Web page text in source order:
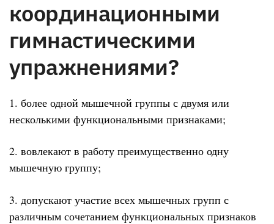
координационными
гимнастическими
упражнениями?
1. более одной мышечной группы с двумя или
несколькими функциональными признаками;
2. вовлекают в работу преимущественно одну
мышечную группу;
3. допускают участие всех мышечных групп с
различным сочетанием функциональных признаков